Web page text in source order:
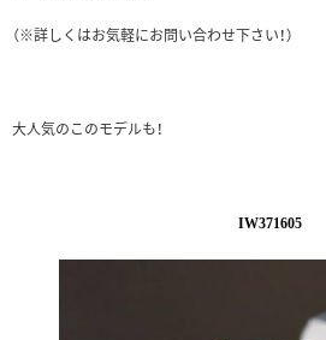
（※詳しくはお気軽にお問い合わせ下さい！）
大人気のこのモデルも！
IW371605